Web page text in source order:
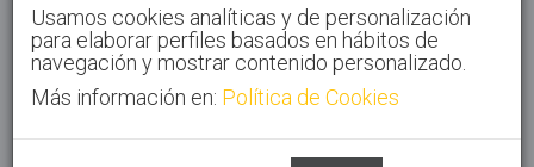
Usamos cookies analíticas y de personalización
para elaborar perfiles basados en hábitos de
navegación y mostrar contenido personalizado.
Más información en: Política de Cookies
TECNOLOGÍAS ASOCIADAS